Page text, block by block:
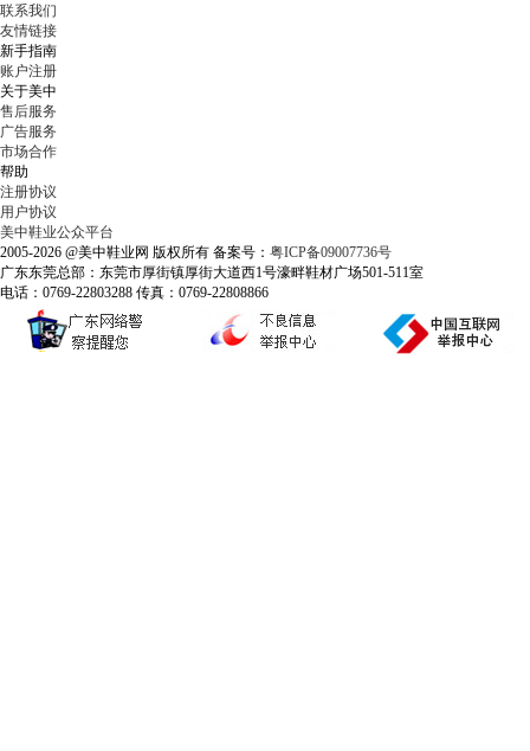
联系我们
友情链接
新手指南
账户注册
关于美中
售后服务
广告服务
市场合作
帮助
注册协议
用户协议
美中鞋业公众平台
2005-2026 @美中鞋业网 版权所有 备案号： 粤ICP备09007736号
广东东莞总部：东莞市厚街镇厚街大道西1号濠畔鞋材广场501-511室
电话：0769-22803288 传真：0769-22808866